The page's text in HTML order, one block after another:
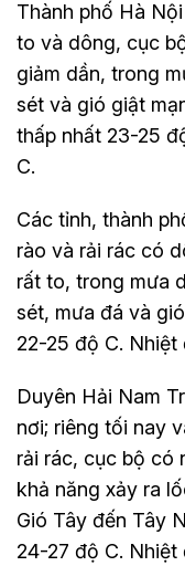
Thành phố Hà
to và dông, cục
giảm dần, trong
sét và gió giật
thấp nhất 23-25
C.
Các tỉnh, thành
rào và rải rác có
rất to, trong mưa
sét, mưa đá và
22-25 độ C.
Duyên Hải Nam
nơi; riêng tối nay
rải rác, cục bộ có
khả năng xảy ra
Gió Tây đến Tây
24-27 độ C.